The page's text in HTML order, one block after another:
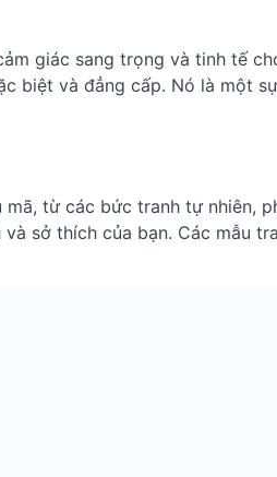
giác sang trọng và tinh tế
biệt và đẳng cấp. Nó là một
từ các bức tranh tự nhiên,
sở thích của bạn. Các mẫu